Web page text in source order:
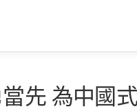
先 為中國